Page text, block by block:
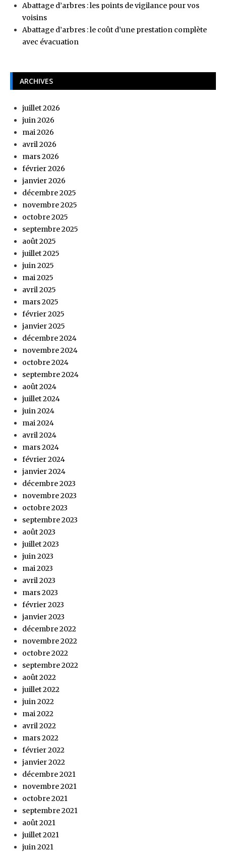
Abattage d’arbres : les points de vigilance pour vos
voisins
Abattage d’arbres : le coût d’une prestation complète
avec évacuation
ARCHIVES
juillet 2026
juin 2026
mai 2026
avril 2026
mars 2026
février 2026
janvier 2026
décembre 2025
novembre 2025
octobre 2025
septembre 2025
août 2025
juillet 2025
juin 2025
mai 2025
avril 2025
mars 2025
février 2025
janvier 2025
décembre 2024
novembre 2024
octobre 2024
septembre 2024
août 2024
juillet 2024
juin 2024
mai 2024
avril 2024
mars 2024
février 2024
janvier 2024
décembre 2023
novembre 2023
octobre 2023
septembre 2023
août 2023
juillet 2023
juin 2023
mai 2023
avril 2023
mars 2023
février 2023
janvier 2023
décembre 2022
novembre 2022
octobre 2022
septembre 2022
août 2022
juillet 2022
juin 2022
mai 2022
avril 2022
mars 2022
février 2022
janvier 2022
décembre 2021
novembre 2021
octobre 2021
septembre 2021
août 2021
juillet 2021
juin 2021